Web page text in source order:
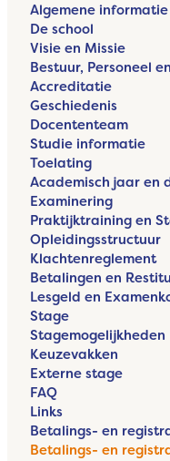
Algemene informatie
De school
Visie en Missie
Bestuur, Personeel
Accreditatie
Geschiedenis
Docententeam
Studie informatie
Toelating
Academisch jaar en
Examinering
Praktijktraining en
Opleidingsstructuur
Klachtenreglement
Betalingen en
Lesgeld en
Stage
Stagemogelijkheden
Keuzevakken
Externe stage
FAQ
Links
Betalings- en
Betalings- en